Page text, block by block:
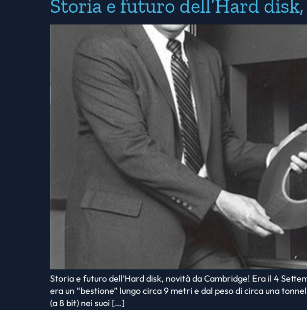
Storia e futuro dell’Hard
Storia e futuro dell’Hard disk, novità da Cambridge! Era il 4
era un “bestione” lungo circa 9 metri e dal peso di circa una
(a 8 bit) nei suoi […]